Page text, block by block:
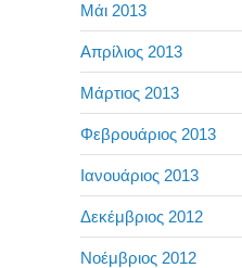
Μάι 2013
Απρίλιος 2013
Μάρτιος 2013
Φεβρουάριος 2013
Ιανουάριος 2013
Δεκέμβριος 2012
Νοέμβριος 2012